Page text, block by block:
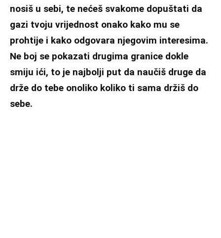
nosiš u sebi, te nećeš svakome dopuštati da
gazi tvoju vrijednost onako kako mu se
prohtije i kako odgovara njegovim interesima.
Ne boj se pokazati drugima granice dokle
smiju ići, to je najbolji put da naučiš druge da
drže do tebe onoliko koliko ti sama držiš do
sebe.